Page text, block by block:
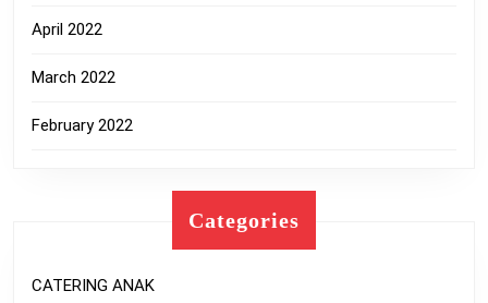
April 2022
March 2022
February 2022
Categories
CATERING ANAK